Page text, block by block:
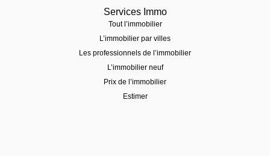
Services Immo
Tout l’immobilier
L’immobilier par villes
Les professionnels de l’immobilier
L’immobilier neuf
Prix de l’immobilier
Estimer